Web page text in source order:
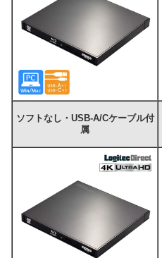
ソフトなし・USB-A/Cケーブル付
属